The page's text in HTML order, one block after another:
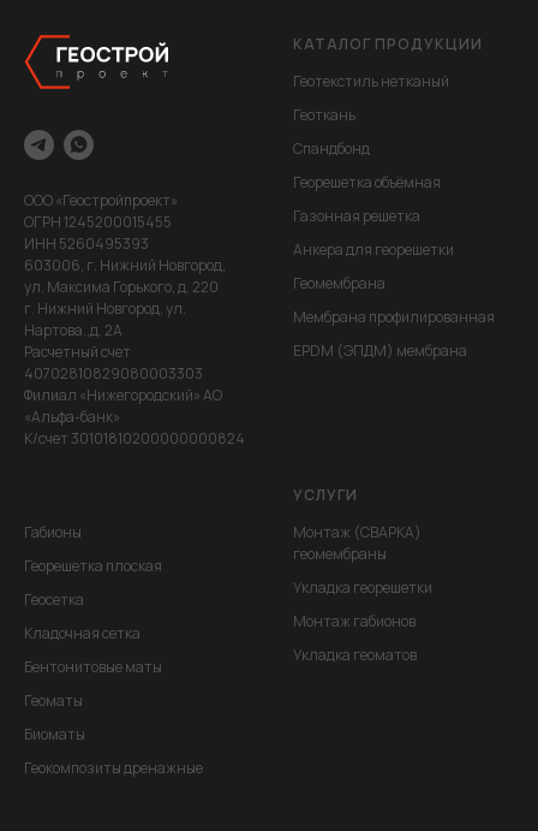
ООО «Геостройпроект»
ОГРН 1245200015455
ИНН 5260495393
603006, г. Нижний Новгород,
ул. Максима Горького, д. 220
г. Нижний Новгород, ул.
Нартова,,д. 2А
Расчетный счет
40702810829080003303
Филиал «Нижегородский» АО
«Альфа-банк»
К/счет 30101810200000000824
КАТАЛОГ ПРОДУКЦИИ
Геотекстиль нетканый
Геоткань
Спандбонд
Георешетка объёмная
Газонная решетка
Анкера для георешетки
Геомембрана
Мембрана профилированная
EPDM (ЭПДМ) мембрана
Габионы
Георешетка плоская
Геосетка
Кладочная сетка
Бентонитовые маты
Геоматы
Биоматы
Геокомпозиты дренажные
УСЛУГИ
Монтаж (СВАРКА)
геомембраны
Укладка георешетки
Монтаж габионов
Укладка геоматов